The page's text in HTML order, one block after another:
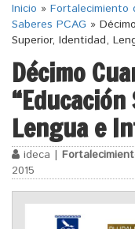
Inicio » Fortalecimiento
Saberes PCAG »
Superior, Identidad,
Décimo
Lengua e
ideca |
2015